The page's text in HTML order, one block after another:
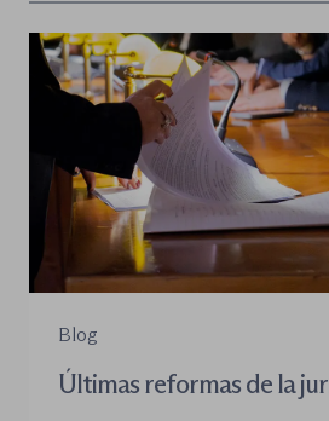
Blog
Últimas reformas de la